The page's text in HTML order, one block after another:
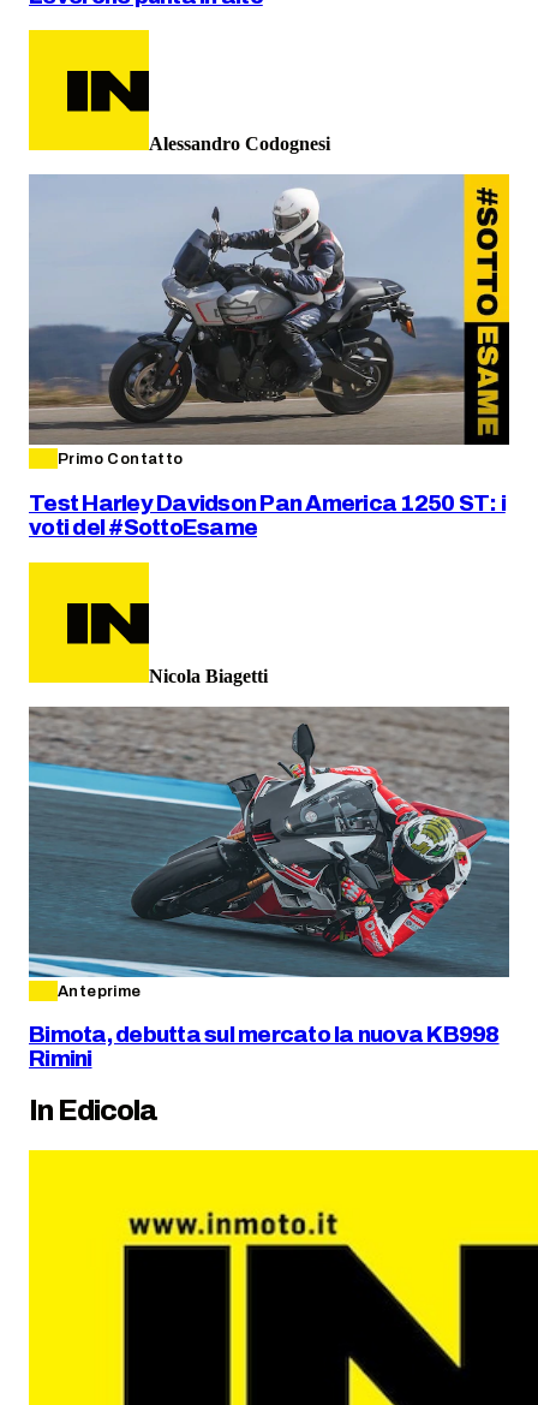
Alessandro Codognesi
Primo Contatto
Test Harley Davidson Pan America 1250 ST: i
voti del #SottoEsame
Nicola Biagetti
Anteprime
Bimota, debutta sul mercato la nuova KB998
Rimini
In Edicola